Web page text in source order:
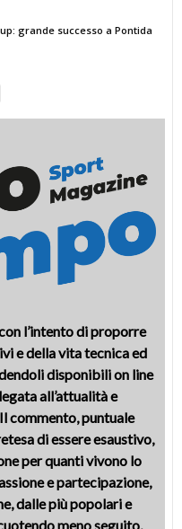
grande successo a Pontida
l’intento di proporre
e della vita tecnica ed
disponibili on line
all’attualità e
commento, puntuale
di essere esaustivo,
per quanti vivono lo
e partecipazione,
dalle più popolari e
meno seguito,